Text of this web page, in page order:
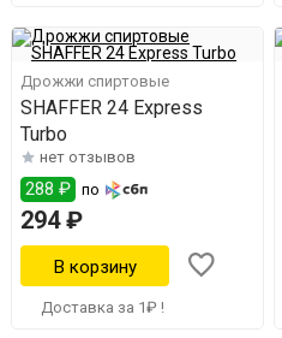
Дрожжи спиртовые
SHAFFER 24 Express
Turbo
нет отзывов
288 ₽ по
294 ₽
Доставка за 1₽ !